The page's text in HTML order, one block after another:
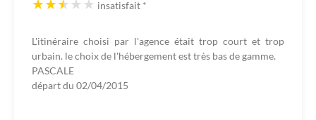
insatisfait *
L'itinéraire choisi par l'agence était trop court et trop
urbain. le choix de l'hébergement est très bas de gamme.
PASCALE
départ du 02/04/2015